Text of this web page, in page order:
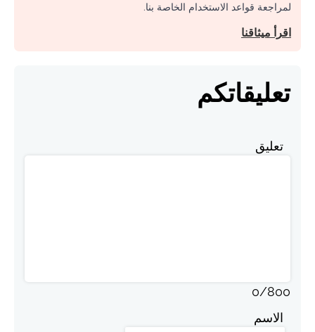
لمراجعة قواعد الاستخدام الخاصة بنا.
اقرأ ميثاقنا
تعليقاتكم
تعليق
0/800
الاسم